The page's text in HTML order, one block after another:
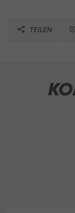
TEILEN